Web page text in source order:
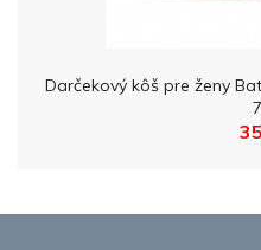
Darčekový kôš pre ženy